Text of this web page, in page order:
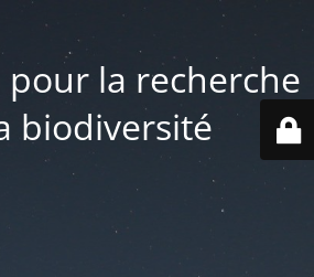
la recherche
biodiversité